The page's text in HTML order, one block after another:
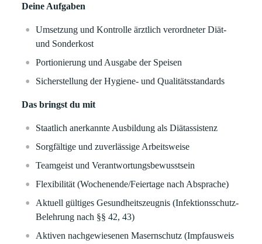
Deine Aufgaben
Umsetzung und Kontrolle ärztlich verordneter Diät-
und Sonderkost
Portionierung und Ausgabe der Speisen
Sicherstellung der Hygiene- und Qualitätsstandards
Das bringst du mit
Staatlich anerkannte Ausbildung als Diätassistenz
Sorgfältige und zuverlässige Arbeitsweise
Teamgeist und Verantwortungsbewusstsein
Flexibilität (Wochenende/Feiertage nach Absprache)
Aktuell gültiges Gesundheitszeugnis (Infektionsschutz-
Belehrung nach §§ 42, 43)
Aktiven nachgewiesenen Masernschutz (Impfausweis